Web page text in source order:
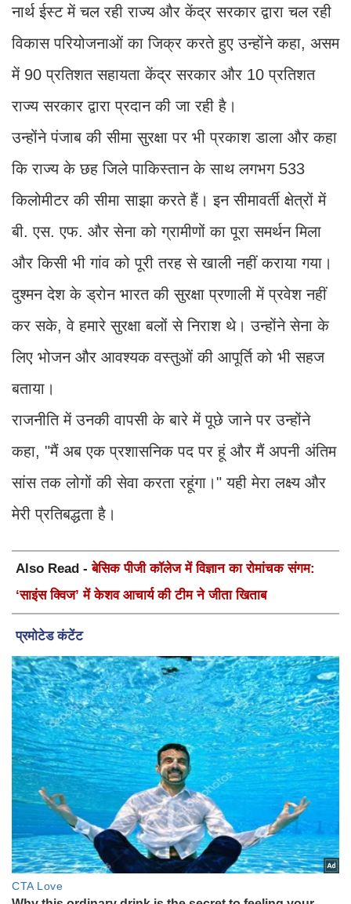
नार्थ ईस्ट में चल रही राज्य और केंद्र सरकार द्वारा चल रही
विकास परियोजनाओं का जिक्र करते हुए उन्होंने कहा, असम
में 90 प्रतिशत सहायता केंद्र सरकार और 10 प्रतिशत
राज्य सरकार द्वारा प्रदान की जा रही है।
उन्होंने पंजाब की सीमा सुरक्षा पर भी प्रकाश डाला और कहा
कि राज्य के छह जिले पाकिस्तान के साथ लगभग 533
किलोमीटर की सीमा साझा करते हैं। इन सीमावर्ती क्षेत्रों में
बी. एस. एफ. और सेना को ग्रामीणों का पूरा समर्थन मिला
और किसी भी गांव को पूरी तरह से खाली नहीं कराया गया।
दुश्मन देश के ड्रोन भारत की सुरक्षा प्रणाली में प्रवेश नहीं
कर सके, वे हमारे सुरक्षा बलों से निराश थे। उन्होंने सेना के
लिए भोजन और आवश्यक वस्तुओं की आपूर्ति को भी सहज
बताया।
राजनीति में उनकी वापसी के बारे में पूछे जाने पर उन्होंने
कहा, "मैं अब एक प्रशासनिक पद पर हूं और मैं अपनी अंतिम
सांस तक लोगों की सेवा करता रहूंगा।" यही मेरा लक्ष्य और
मेरी प्रतिबद्धता है।
Also Read -बेसिक पीजी कॉलेज में विज्ञान का रोमांचक संगम:
‘साइंस क्विज’ में केशव आचार्य की टीम ने जीता खिताब